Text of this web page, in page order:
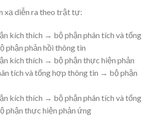
xạ diễn ra theo trật tự:
kích thích → bộ phận phân tích và tổng
phản hồi thông tin
kích thích → bộ phận thực hiện phản
tích và tổng hợp thông tin → bộ phận
kích thích → bộ phận phân tích và tổng
phận thực hiện phản ứng